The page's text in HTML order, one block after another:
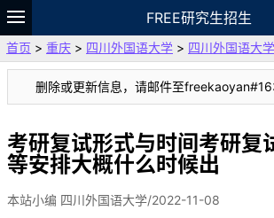
FREE研究生招生
题库
故事 专题 APP 笔记
VIP
资料
首页 > 重庆 > 四川外国语大学 > 四川外国语大
删除或更新信息，请邮件至
考研复试形式与时间考研复
等安排大概什么时候出
本站小编 四川外国语大学/2022-11-08